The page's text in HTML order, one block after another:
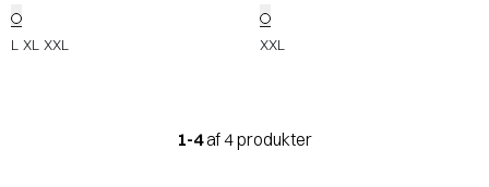
L XL XXL XXL
1-4af 4 produkter